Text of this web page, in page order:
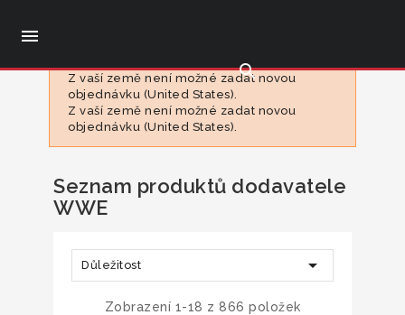

search
Z vaší země není možné zadat novou
objednávku (United States).
Z vaší země není možné zadat novou
objednávku (United States).
Seznam produktů dodavatele
WWE
Důležitost 
Zobrazení 1-18 z 866 položek